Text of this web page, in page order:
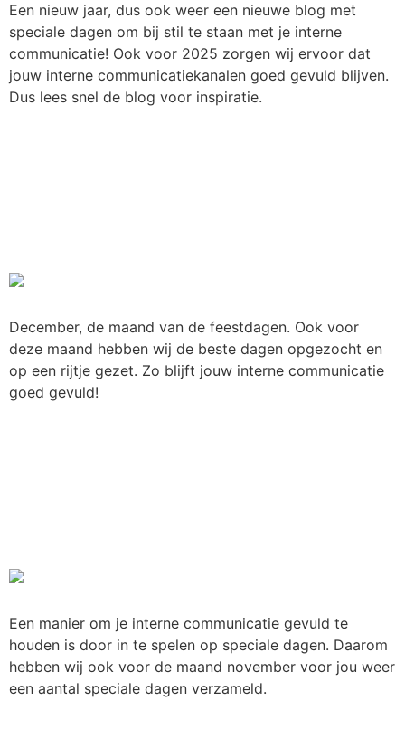
Een nieuw jaar, dus ook weer een nieuwe blog met
speciale dagen om bij stil te staan met je interne
communicatie! Ook voor 2025 zorgen wij ervoor dat
jouw interne communicatiekanalen goed gevuld blijven.
Dus lees snel de blog voor inspiratie.
December, de maand van de feestdagen. Ook voor
deze maand hebben wij de beste dagen opgezocht en
op een rijtje gezet. Zo blijft jouw interne communicatie
goed gevuld!
Een manier om je interne communicatie gevuld te
houden is door in te spelen op speciale dagen. Daarom
hebben wij ook voor de maand november voor jou weer
een aantal speciale dagen verzameld.